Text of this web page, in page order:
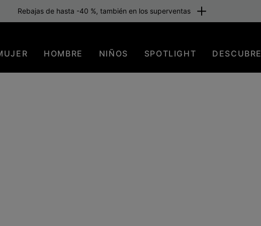
Rebajas de hasta -40 %, también en los superventas
HOMBRE NIÑOS SPOTLIGHT DESCUBRE